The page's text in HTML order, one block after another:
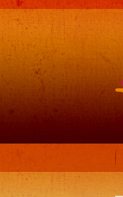
Skip
to
content